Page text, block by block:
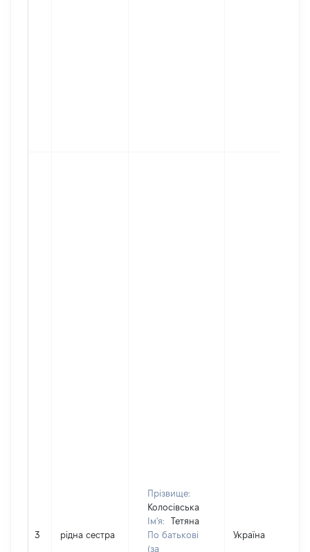
3 рідна сестра
Прізвище:
Колосівська
Ім'я:
Тетяна
По батькові
(за
Україна